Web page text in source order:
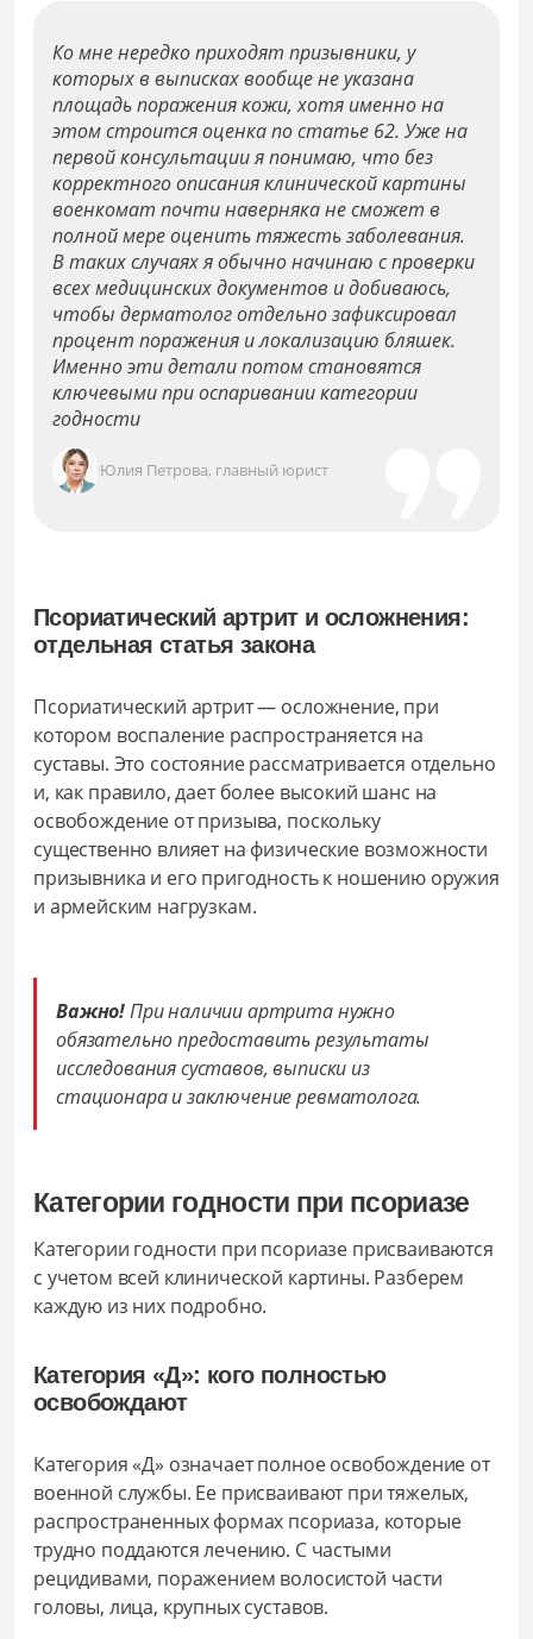
Ко мне нередко приходят призывники, у
которых в выписках вообще не указана
площадь поражения кожи, хотя именно на
этом строится оценка по статье 62. Уже на
первой консультации я понимаю, что без
корректного описания клинической картины
военкомат почти наверняка не сможет в
полной мере оценить тяжесть заболевания.
В таких случаях я обычно начинаю с проверки
всех медицинских документов и добиваюсь,
чтобы дерматолог отдельно зафиксировал
процент поражения и локализацию бляшек.
Именно эти детали потом становятся
ключевыми при оспаривании категории
годности
Юлия Петрова, главный юрист
Псориатический артрит и осложнения:
отдельная статья закона
Псориатический артрит — осложнение, при
котором воспаление распространяется на
суставы. Это состояние рассматривается отдельно
и, как правило, дает более высокий шанс на
освобождение от призыва, поскольку
существенно влияет на физические возможности
призывника и его пригодность к ношению оружия
и армейским нагрузкам.
Важно!При наличии артрита нужно
обязательно предоставить результаты
исследования суставов, выписки из
стационара и заключение ревматолога.
Категории годности при псориазе
Категории годности при псориазе присваиваются
с учетом всей клинической картины. Разберем
каждую из них подробно.
Категория «Д»: кого полностью
освобождают
Категория «Д» означает полное освобождение от
военной службы. Ее присваивают при тяжелых,
распространенных формах псориаза, которые
трудно поддаются лечению. С частыми
рецидивами, поражением волосистой части
головы, лица, крупных суставов.